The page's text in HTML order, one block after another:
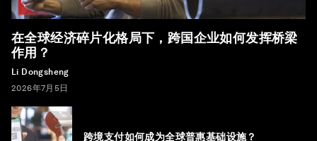
在全球经济碎片化格局下，跨国企业如何发挥桥梁
作用？
Li Dongsheng
2026年7月5日
跨境支付如何成为全球普惠基础设施？